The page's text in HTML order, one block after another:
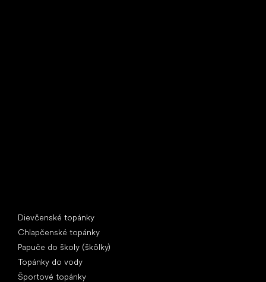
Dievčenské topánky
Chlapčenské topánky
Papuče do školy (škôlky)
Topánky do vody
Športové topánky